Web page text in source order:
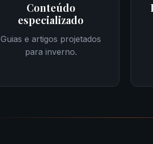
Conteúdo
especializado
Guias e artigos projetados
para inverno.